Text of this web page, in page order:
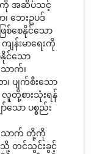
ကို အဆိပ်သင့်
၊ ဘေးဥပဒ်
ြစ်စေနိုင်သော
န်းမာရေးကို
င်သော
ာက်၊
၊ ပျက်စီးသော
တို့စားသုံးရန်
သော ပစ္စည်း
ောက် တို့ကို
သို့ တင်သွင်းခွင့်